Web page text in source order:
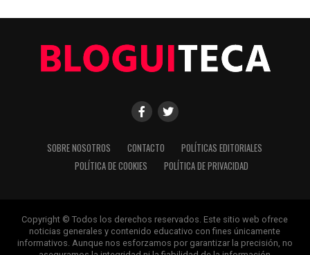
SOBRE NOSOTROS CONTACTO
POLÍTICAS EDITORIALES
POLÍTICA DE COOKIES
POLÍTICA DE PRIVACIDAD
Copyright © Todos los derechos reservados. Este sitio web ofrece
noticias generales y contenido educativo con fines únicamente
informativos. Aunque nos esforzamos por garantizar la precisión, no